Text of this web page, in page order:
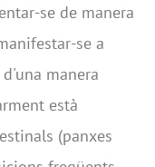
se de manera
se a
manera
està
(panxes